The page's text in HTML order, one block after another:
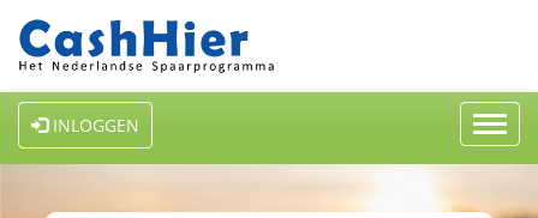
INLOGGEN